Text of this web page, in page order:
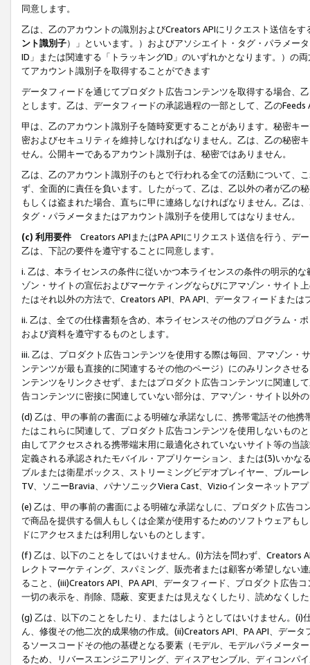
同意します。
乙は、乙のアカウントの識別およびCreators APIにリクエスト送信を
ント識別子）」といいます。）およびアソシエイト・タグ・パラメー
ID」または関連する「トラッキングID」のいずれかとなります。）の
てアカウント識別子を取得することができます
データフィードを通じてプロダクト広告コンテンツを取得する場合、
とします。乙は、データフィードの承認過程の一部として、乙の
甲は、乙のアカウント識別子を随時変更することがあります。秘密キ
密およびセキュリティを維持しなければなりません。乙は、乙の秘密
せん。公開キーであるアカウント識別子は、秘密ではありません。
乙は、乙のアカウント識別子のもとで行われる全ての活動について、
ず、全面的に責任を負います。したがって、乙は、乙以外の者が乙の
もしくは盗まれた場合、直ちに甲に連絡しなければなりません。乙は
タグ・パラメータまたはアカウント識別子を使用してはなりません。
(c) 利用要件 Creators APIまたはPA APIにリクエスト送信を行う、デ
乙は、下記の要件を遵守することに同意します。
i. 乙は、本ライセンスの条件に従いかつ本ライセンスの条件の明示的
ゾン・サイトの宣伝およびマーケティングならびにアマゾン・サイト
たはそれ以外の方法で、Creators API、PA API、データフィードまた
ii. 乙は、全ての仕様書類を含め、本ライセンスその他のプログラム・
および資料を遵守するものとします。
iii. 乙は、プロダクト広告コンテンツを使用する際は毎回、アマゾン
ンテンツが最も直接的に関連するその他のページ）にのみリンクさせ
ンテンツをリンクさせず、またはプロダクト広告コンテンツに関連し
告コンテンツに密接に関連していない部分は、アマゾン・サイト以外
(d) 乙は、甲の事前の書面による明確な承諾なしに、携帯電話その他
たはこれらに関連して、プロダクト広告コンテンツを使用しないもの
由してアクセスされる携帯端末用に最適化されていないサイト等の当
定義される承認されたモバイル・アプリケーション、または(3)いか
ブルまたは衛星ボックス、ストリーミングビデオプレイヤー、ブルー
TV、ソニーBravia、パナソニックViera Cast、Vizioインターネットア
(e) 乙は、甲の事前の書面による明確な承諾なしに、プロダクト広告
で商品を提供する個人もしくは企業が使用するためのソフトウェアも
ドにアクセスまたは利用しないものとします。
(f) 乙は、以下のことをしてはいけません。(i)方法を問わず、Creators
レクトマーケティング、スパミング、販売者または顧客が希望しない
ること、(iii)Creators API、PA API、データフィード、プロダクト広告
一切の表示を、削除、隠蔽、変更または見えなくしたり、読めなくし
(g) 乙は、以下のことをしたり、またはしようとしてはいけません。
ん、修復その他二次的成果物の作成。(ii)Creators API、PA API、デー
るソースコードその他の基礎となる要素（モデル、モデルパラメータ
るため、リバースエンジニアリング、ディスアセンブル、ディコンパ